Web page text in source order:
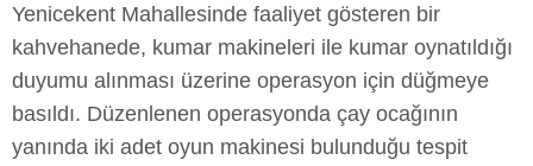
Yenicekent Mahallesinde faaliyet gösteren bir
kahvehanede, kumar makineleri ile kumar oynatıldığı
duyumu alınması üzerine operasyon için düğmeye
basıldı. Düzenlenen operasyonda çay ocağının
yanında iki adet oyun makinesi bulunduğu tespit